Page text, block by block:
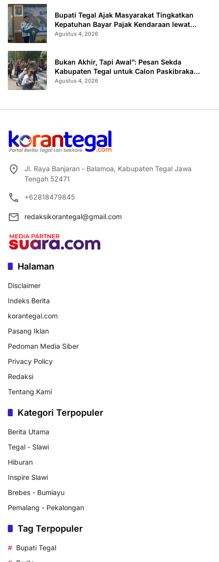
Bupati Tegal Ajak Masyarakat Tingkatkan
Kepatuhan Bayar Pajak Kendaraan lewat
“TULUS NGOPENI”
Agustus 4, 2026
Bukan Akhir, Tapi Awal”: Pesan Sekda
Kabupaten Tegal untuk Calon Paskibraka
2026
Agustus 4, 2026
Jl. Raya Banjaran - Balamoa, Kabupaten Tegal Jawa
Tengah 52471
+62818479845
redaksikorantegal@gmail.com
Halaman
Disclaimer
Indeks Berita
korantegal.com
Pasang Iklan
Pedoman Media Siber
Privacy Policy
Redaksi
Tentang Kami
Kategori Terpopuler
Berita Utama
Tegal - Slawi
Hiburan
Inspire Slawi
Brebes - Bumiayu
Pemalang - Pekalongan
Tag Terpopuler
Bupati Tegal